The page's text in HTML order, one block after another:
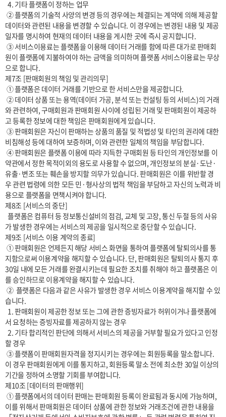
  4. 기타 플랫폼이 정하는 업무
데이터와 관련된 내용을 변경할 수 있습니다. 이 경우에는 변경된 내용 및 제공
일자를 명시하여 현재의 데이터 내용을 게시한 곳에 즉시 공지합니다.
원이 플랫폼에 지불하여야 하는 금액을 의미하며 플랫폼 서비스이용료는 무상
으로 합니다.
제7조 [판매회원의 책임 및 관리의무]
와 관련하여, 구매회원과 판매회원 사이에 성립된 거래 및 판매회원이 제공하
고 등록한 정보에 대한 책임은 판매회원에게 있습니다.
비침해성 등에 대하여 보증하며, 이와 관련한 일체의 책임을 부담합니다.
약관에서 정한 목적이외의 용도로 사용할 수 없으며, 개인정보의 분실·도난·
유출·변조 또는 훼손을 방지할 의무가 있습니다. 판매회원은 이를 위반할 경
우 관련 법령에 의한 모든 민·형사상의 법적 책임을 부담하고 자신의 노력과 비
용으로 플랫폼을 면책시켜야 합니다.
제8조 [서비스의 중단]
  플랫폼은 컴퓨터 등 정보통신설비의 점검, 교체 및 고장, 통신 두절 등의 사유
가 발생한 경우에는 서비스의 제공을 일시적으로 중단할 수 있습니다.
제9조 [서비스 이용 계약의 종료]
지함으로써 이용계약을 해지할 수 있습니다. 단, 판매회원은 탈퇴의사 통지 후
30일 내에 모든 거래를 완결시키는데 필요한 조치를 취해야 하고 플랫폼은 이
를 승인하므로 이용계약을 해지할 수 있습니다.
습니다.
서 요청하는 증빙자료를 제공하지 않는 경우
  2. 기타 합리적인 판단에 의해서 서비스의 제공을 거부할 필요가 있다고 인정
할 경우
이 경우 판매회원에게 이를 통지하고, 회원등록 말소 전에 최소한 30일 이상의
기간을 정하여 소명할 기회를 부여합니다.
제10조 [데이터의 판매행위]
이를 위해서 판매회원은 데이터 상품에 관한 정보와 거래조건에 관한 내용을